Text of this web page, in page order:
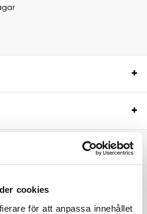
cookies
för att anpassa innehållet
+
+
PRODUKTER